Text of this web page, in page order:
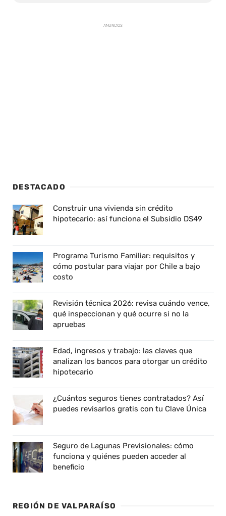
ANUNCIOS
DESTACADO
Construir una vivienda sin crédito
hipotecario: así funciona el Subsidio DS49
Programa Turismo Familiar: requisitos y
cómo postular para viajar por Chile a bajo
costo
Revisión técnica 2026: revisa cuándo vence,
qué inspeccionan y qué ocurre si no la
apruebas
Edad, ingresos y trabajo: las claves que
analizan los bancos para otorgar un crédito
hipotecario
¿Cuántos seguros tienes contratados? Así
puedes revisarlos gratis con tu Clave Única
Seguro de Lagunas Previsionales: cómo
funciona y quiénes pueden acceder al
beneficio
REGIÓN DE VALPARAÍSO